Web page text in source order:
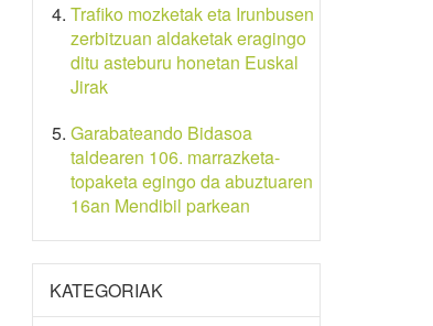
Trafiko mozketak eta Irunbusen
zerbitzuan aldaketak eragingo
ditu asteburu honetan Euskal
Jirak
Garabateando Bidasoa
taldearen 106. marrazketa-
topaketa egingo da abuztuaren
16an Mendibil parkean
KATEGORIAK